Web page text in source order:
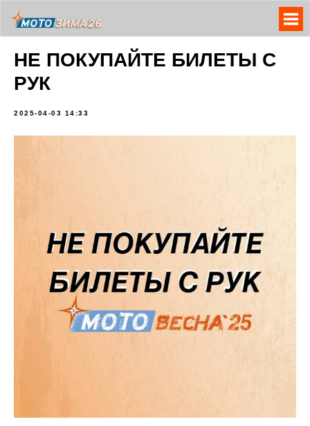
НЕ ПОКУПАЙТЕ БИЛЕТЫ С
РУК
2025-04-03 14:33